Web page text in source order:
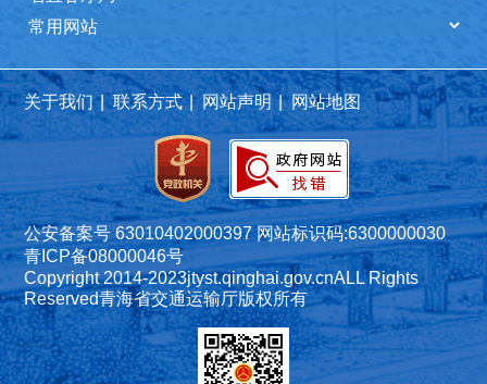
关于我们 | 联系方式 | 网站声明 | 网站地图
公安备案号 63010402000397网站标识码:6300000030
青ICP备08000046号
Copyright 2014-2023jtyst.qinghai.gov.cnALL Rights
Reserved青海省交通运输厅版权所有